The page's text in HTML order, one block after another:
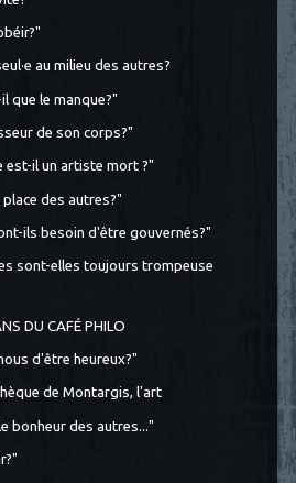
au milieu des autres?
que le manque?"
de son corps?"
est-il un artiste mort ?"
des autres?"
ils besoin d'être gouvernés?"
sont-elles toujours trompeuse
DU CAFÉ PHILO
d'être heureux?"
de Montargis, l'art
bonheur des autres..."